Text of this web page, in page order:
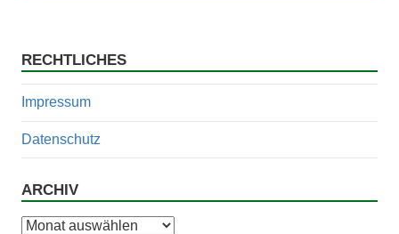
RECHTLICHES
Impressum
Datenschutz
ARCHIV
Archiv